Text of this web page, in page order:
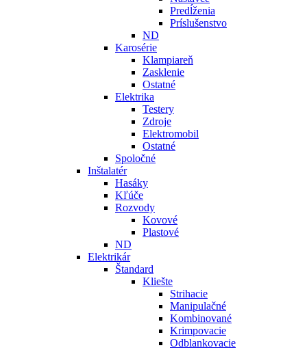
Predĺženia
Príslušenstvo
ND
Karosérie
Klampiareň
Zasklenie
Ostatné
Elektrika
Testery
Zdroje
Elektromobil
Ostatné
Spoločné
Inštalatér
Hasáky
Kľúče
Rozvody
Kovové
Plastové
ND
Elektrikár
Štandard
Kliešte
Strihacie
Manipulačné
Kombinované
Krimpovacie
Odblankovacie